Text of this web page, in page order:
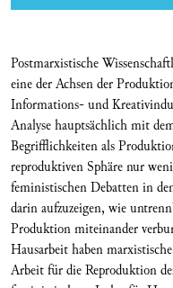
Postmarxistische
eine der Achsen der
Informations- und
Analyse hauptsächlich mit
Begrifflichkeiten als
reproduktiven Sphäre nur
feministischen Debatten in
darin aufzuzeigen, wie
Produktion miteinander
Hausarbeit haben
Arbeit für die Reproduktion